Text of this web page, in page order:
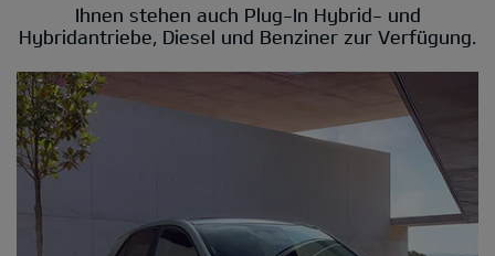
Ihnen stehen auch Plug-In Hybrid- und
Hybridantriebe, Diesel und Benziner zur Verfügung.